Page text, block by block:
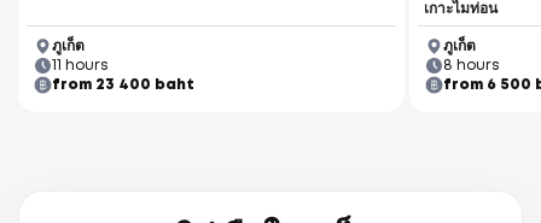
ภูเก็ต
11 hours
from 23 400 baht
เกาะไมท่อน
ภูเก็ต
8 hours
from 6 500